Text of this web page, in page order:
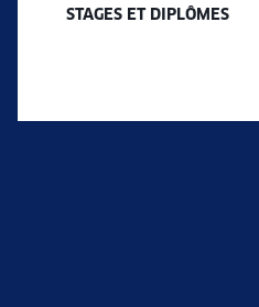
STAGES ET DIPLÔMES